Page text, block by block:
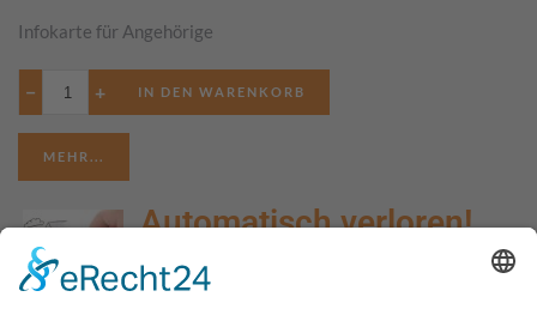
Infokarte für Angehörige
− +
MEHR...
Automatisch verloren!
Ich spiel nicht mehr mit!
*türkisch